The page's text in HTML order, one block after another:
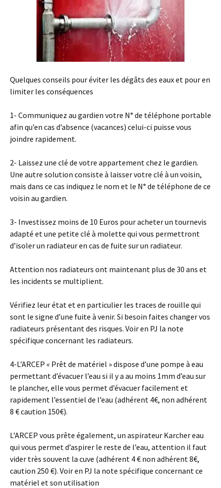
Quelques conseils pour éviter les dégâts des eaux et pour en
limiter les conséquences
1- Communiquez au gardien votre N° de téléphone portable
afin qu’en cas d’absence (vacances) celui-ci puisse vous
joindre rapidement.
2- Laissez une clé de votre appartement chez le gardien.
Une autre solution consiste à laisser votre clé à un voisin,
mais dans ce cas indiquez le nom et le N° de téléphone de ce
voisin au gardien.
3- Investissez moins de 10 Euros pour acheter un tournevis
adapté et une petite clé à molette qui vous permettront
d’isoler un radiateur en cas de fuite sur un radiateur.
Attention nos radiateurs ont maintenant plus de 30 ans et
les incidents se multiplient.
Vérifiez leur état et en particulier les traces de rouille qui
sont le signe d’une fuite à venir. Si besoin faites changer vos
radiateurs présentant des risques. Voir en PJ la note
spécifique concernant les radiateurs.
4-L’ARCEP « Prêt de matériel » dispose d’une pompe à eau
permettant d’évacuer l’eau si il y a au moins 1mm d’eau sur
le plancher, elle vous permet d’évacuer facilement et
rapidement l’essentiel de l’eau (adhérent 4€, non adhérent
8 € caution 150€).
L’ARCEP vous prête également, un aspirateur Karcher eau
qui vous permet d’aspirer le reste de l’eau, attention il faut
vider très souvent la cuve (adhérent 4 € non adhérent 8€,
caution 250 €). Voir en PJ la note spécifique concernant ce
matériel et son utilisation